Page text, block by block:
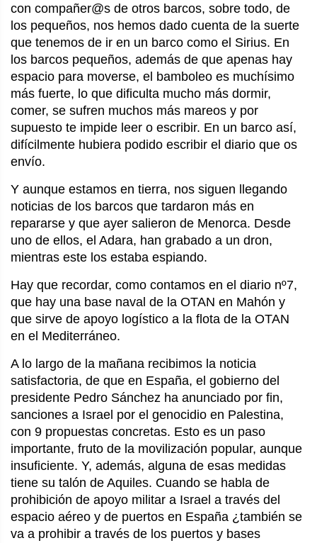
con compañer@s de otros barcos, sobre todo, de
los pequeños, nos hemos dado cuenta de la suerte
que tenemos de ir en un barco como el Sirius. En
los barcos pequeños, además de que apenas hay
espacio para moverse, el bamboleo es muchísimo
más fuerte, lo que dificulta mucho más dormir,
comer, se sufren muchos más mareos y por
supuesto te impide leer o escribir. En un barco así,
difícilmente hubiera podido escribir el diario que os
envío.
Y aunque estamos en tierra, nos siguen llegando
noticias de los barcos que tardaron más en
repararse y que ayer salieron de Menorca. Desde
uno de ellos, el Adara, han grabado a un dron,
mientras este los estaba espiando.
Hay que recordar, como contamos en el diario nº7,
que hay una base naval de la OTAN en Mahón y
que sirve de apoyo logístico a la flota de la OTAN
en el Mediterráneo.
A lo largo de la mañana recibimos la noticia
satisfactoria, de que en España, el gobierno del
presidente Pedro Sánchez ha anunciado por fin,
sanciones a Israel por el genocidio en Palestina,
con 9 propuestas concretas. Esto es un paso
importante, fruto de la movilización popular, aunque
insuficiente. Y, además, alguna de esas medidas
tiene su talón de Aquiles. Cuando se habla de
prohibición de apoyo militar a Israel a través del
espacio aéreo y de puertos en España ¿también se
va a prohibir a través de los puertos y bases